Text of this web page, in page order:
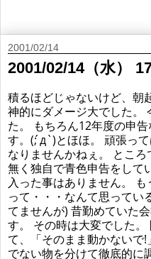
2001/02/14
2001/02/14（水）
積るほどじゃないけど、朝
神的にダメージ大でした。
た。 もちろん12年度の申
す。(; ́д`)とほほ。 頑張っ
なりませんかねぇ。 とこ
無く独自で青色申告をして
入った事はありません。
って・・・なんて思ってい
てませんが) 昔勤めていた
す。 その時は大変でした
て、「そのまま動かないで
でない物を分けて徹底的に